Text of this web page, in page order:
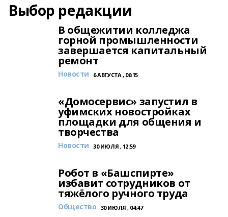
Выбор редакции
В общежитии колледжа
горной промышленности
завершается капитальный
ремонт
Новости 6 АВГУСТА , 06:15
«Домосервис» запустил в
уфимских новостройках
площадки для общения и
творчества
Новости 30 ИЮЛЯ , 12:59
Робот в «Башспирте»
избавит сотрудников от
тяжёлого ручного труда
Общество 30 ИЮЛЯ , 04:47